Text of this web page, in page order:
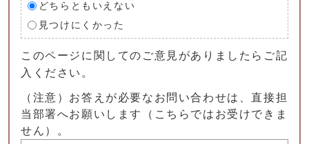
どちらともいえない
見つけにくかった
このページに関してのご意見がありましたらご記
入ください。
（注意）お答えが必要なお問い合わせは、直接担
当部署へお願いします（こちらではお受けできま
せん）。